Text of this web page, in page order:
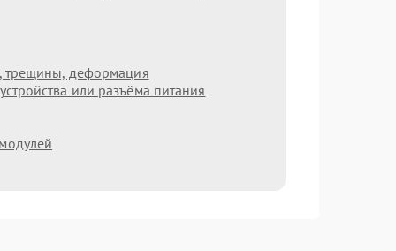
трещины, деформация
или разъёма питания